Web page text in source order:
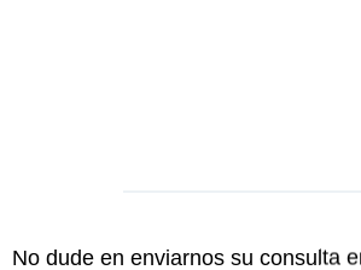
No dude en enviarnos su consulta